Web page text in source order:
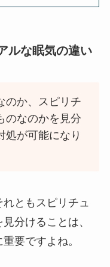
ルな眠気の違い
のか、スピリチ
のなのかを見分
処が可能になり
ともスピリチュ
分けることは、
要ですよね。